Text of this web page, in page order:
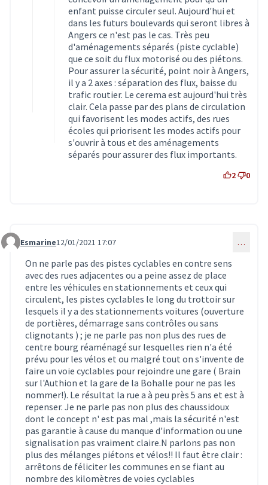
enfant puisse circuler seul. Aujourd'hui et
dans les futurs boulevards qui seront libres à
Angers ce n'est pas le cas. Très peu
d'aménagements séparés (piste cyclable)
que ce soit du flux motorisé ou des piétons.
Pour assurer la sécurité, point noir à Angers,
il y a 2 axes : séparation des flux, baisse du
trafic routier. Le cerema est aujourd'hui très
clair. Cela passe par des plans de circulation
qui favorisent les modes actifs, des rues
écoles qui priorisent les modes actifs pour
s'ouvrir à tous et des aménagements
séparés pour assurer des flux importants.
2 0
Commentaire 2668
Esmarine12/01/2021 17:07 …
On ne parle pas des pistes cyclables en contre sens
avec des rues adjacentes ou a peine assez de place
entre les véhicules en stationnements et ceux qui
circulent, les pistes cyclables le long du trottoir sur
lesquels il y a des stationnements voitures (ouverture
de portières, démarrage sans contrôles ou sans
clignotants ) ; je ne parle pas non plus des rues de
centre bourg réaménagé sur lesquelles rien n'a été
prévu pour les vélos et ou malgré tout on s'invente de
faire un voie cyclables pour rejoindre une gare ( Brain
sur l'Authion et la gare de la Bohalle pour ne pas les
nommer!). Le résultat la rue a à peu près 5 ans et est à
repenser. Je ne parle pas non plus des chaussidoux
dont le concept n' est pas mal ,mais la sécurité n'est
pas garantie à cause du manque d'information ou une
signalisation pas vraiment claire.N parlons pas non
plus des mélanges piétons et vélos!! Il faut être clair :
arrêtons de féliciter les communes en se fiant au
nombre des kilomètres de voies cyclables